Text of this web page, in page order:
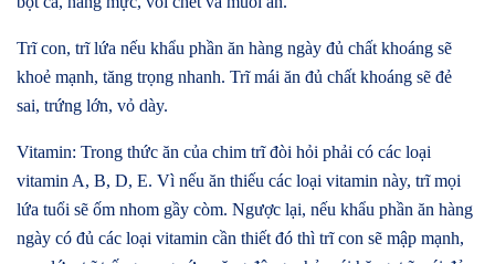
Trĩ con, trĩ lứa nếu khẩu phần ăn hàng ngày đủ chất khoáng sẽ
khoẻ mạnh, tăng trọng nhanh. Trĩ mái ăn đủ chất khoáng sẽ đẻ
sai, trứng lớn, vỏ dày.
Vitamin: Trong thức ăn của chim trĩ đòi hỏi phải có các loại
vitamin A, B, D, E. Vì nếu ăn thiếu các loại vitamin này, trĩ mọi
lứa tuổi sẽ ốm nhom gầy còm. Ngược lại, nếu khẩu phần ăn hàng
ngày có đủ các loại vitamin cần thiết đó thì trĩ con sẽ mập mạnh,